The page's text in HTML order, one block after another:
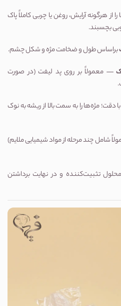
را از هرگونه آرایش، روغن یا چربی کاملاً پاک
بچسبند.
براساس طول و ضخامت مژه و شکل چشم.
— معمولاً بر روی پد لیفت (در صورت
دقت؛ مژه‌ها را به سمت بالا از ریشه به نوک
شامل چند مرحله از مواد شیمیایی ملایم)
تثبیت‌کننده و در نهایت برداشتن